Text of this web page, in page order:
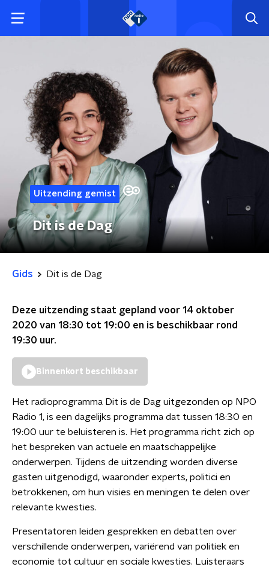
Uitzending gemist
Dit is de Dag
Gids Dit is de Dag
Deze uitzending staat gepland voor 14 oktober
2020 van 18:30 tot 19:00 en is beschikbaar rond
19:30 uur.
Binnenkort beschikbaar
Het radioprogramma Dit is de Dag uitgezonden op NPO
Radio 1, is een dagelijks programma dat tussen 18:30 en
19:00 uur te beluisteren is. Het programma richt zich op
het bespreken van actuele en maatschappelijke
onderwerpen. Tijdens de uitzending worden diverse
gasten uitgenodigd, waaronder experts, politici en
betrokkenen, om hun visies en meningen te delen over
relevante kwesties.
Presentatoren leiden gesprekken en debatten over
verschillende onderwerpen, variërend van politiek en
economie tot cultuur en sociale kwesties. Luisteraars